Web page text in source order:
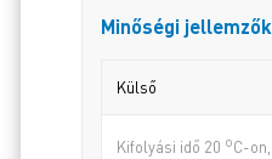
Minőségi
Külső
Kifolyási idő 20 oC-